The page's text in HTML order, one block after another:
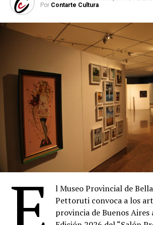
La exposición puede visitarse de lunes a
15, hasta mediados de septiembre en
cristal” de la Casa Matriz del Banco
Florida 302, en el microcentro
Todas las obras están disponibles en
tienda de arte online.
Quién es Rosa Rovira
Rosa Rovira nació en Quilmes,
Es dibujante, pintora, docente y
Facultad de Filosofía y Letras de la
Buenos Aires. Es miembro de la
Artes y de asociaciones de artistas
Barcelona.
Por Contarte Cultura
l Museo Provincial de
Pettoruti convoca a los
provincia de Buenos